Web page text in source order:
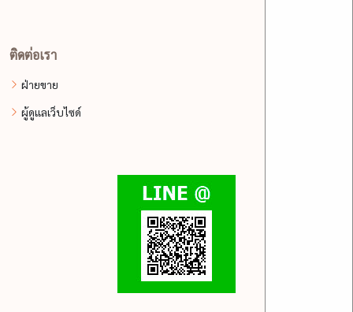
ติดต่อเรา
ฝ่ายขาย
ผู้ดูแลเว็บไซด์